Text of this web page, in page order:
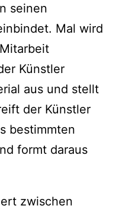
seinen
Mal wird
Künstler
aus und stellt
der Künstler
bestimmten
formt daraus
zwischen